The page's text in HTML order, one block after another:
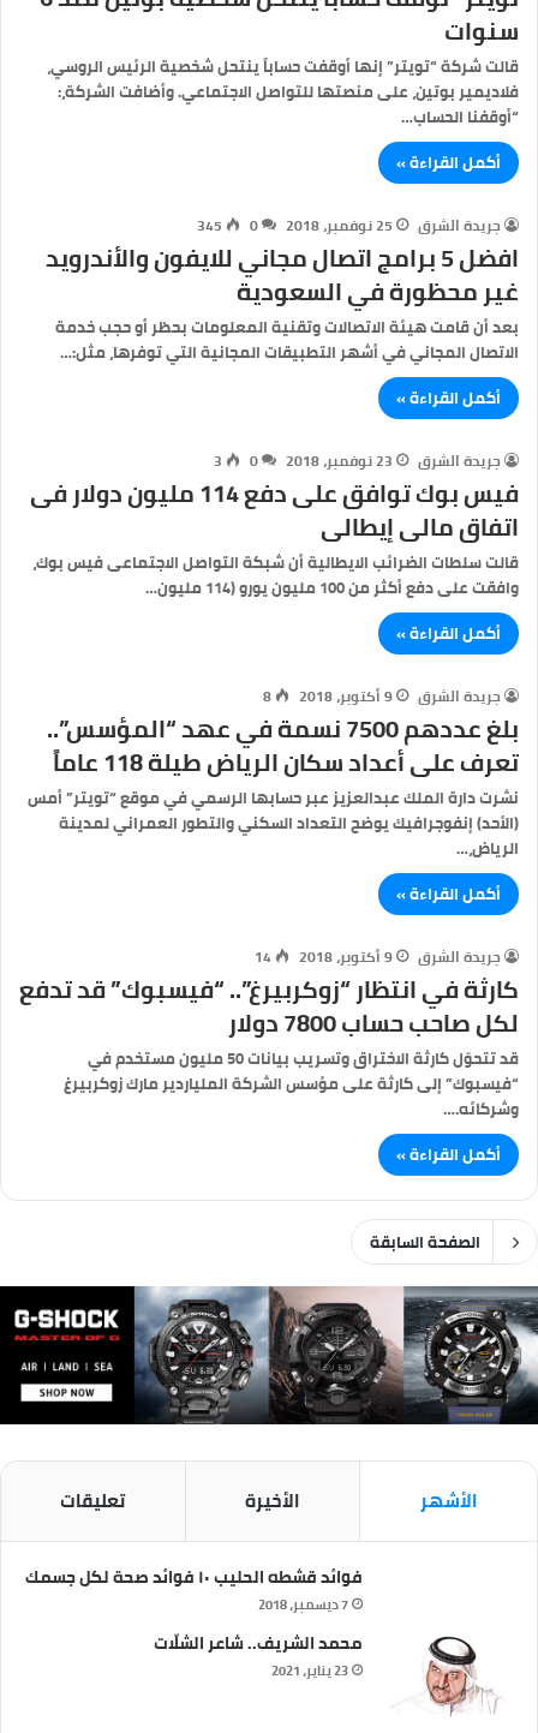
سنوات
قالت شركة “تويتر” إنها أوقفت حساباً ينتحل شخصية الرئيس الروسي،
فلاديمير بوتين، على منصتها للتواصل الاجتماعي. وأضافت الشركة،:
“أوقفنا الحساب…
أكمل القراءة »
جريدة الشرق 25 نوفمبر، 2018 0
345
افضل 5 برامج اتصال مجاني للايفون والأندرويد
غير محظورة في السعودية
بعد أن قامت هيئة الاتصالات وتقنية المعلومات بحظر أو حجب خدمة
الاتصال المجاني في أشهر التطبيقات المجانية التي توفرها، مثل:…
أكمل القراءة »
جريدة الشرق 23 نوفمبر، 2018 0
3
فيس بوك توافق على دفع 114 مليون دولار فى
اتفاق مالى إيطالى
قالت سلطات الضرائب الايطالية أن شبكة التواصل الاجتماعى فيس بوك،
وافقت على دفع أكثر من 100 مليون يورو (114 مليون…
أكمل القراءة »
جريدة الشرق 9 أكتوبر، 2018 8
بلغ عددهم 7500 نسمة في عهد “المؤسس”..
تعرف على أعداد سكان الرياض طيلة 118 عاماً
نشرت دارة الملك عبدالعزيز عبر حسابها الرسمي في موقع “تويتر” أمس
(الأحد) إنفوجرافيك يوضح التعداد السكني والتطور العمراني لمدينة
الرياض،…
أكمل القراءة »
جريدة الشرق 9 أكتوبر، 2018 14
كارثة في انتظار “زوكربيرغ”.. “فيسبوك” قد تدفع
لكل صاحب حساب 7800 دولار
قد تتحوّل كارثة الاختراق وتسريب بيانات 50 مليون مستخدم في
“فيسبوك” إلى كارثة على مؤسس الشركة الملياردير مارك زوكربيرغ
وشركائه.…
أكمل القراءة »
الصفحة السابقة
الأشهر الأخيرة تعليقات
فوائد قشطه الحليب ١٠ فوائد صحة لكل جسمك
7 ديسمبر، 2018
محمد الشريف.. شاعر الشلّات
23 يناير، 2021